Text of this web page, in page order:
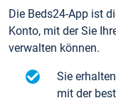
Die Beds24-App ist
Konto, mit der Sie
verwalten können.
Sie
mit der